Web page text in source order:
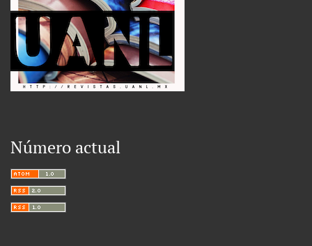
Número actual